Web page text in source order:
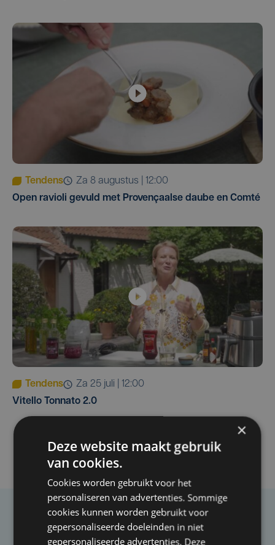
Tendens
za 8 augustus | 12:00
Open ravioli gevuld met Provençaalse daube en Comté
Tendens
za 25 juli | 12:00
Vitello Tonnato 2.0
Taalfout opgemerkt?
Heb je een taal- of schrijffout opgemerkt in dit
×
Deze website maakt gebruik
van cookies.
Cookies worden gebruikt voor het
personaliseren van advertenties. Sommige
cookies kunnen worden gebruikt voor
gepersonaliseerde doeleinden in niet
gepersonaliseerde advertenties. Deze